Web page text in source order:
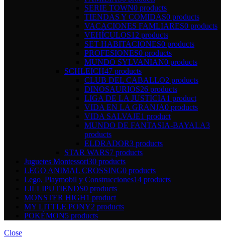
SERIE TOWN0 products
TIENDAS Y COMIDAS0 products
VACACIONES FAMLIARES0 products
VEHÍCULOS12 products
SET HABITACIONES0 products
PROFESIONES0 products
MUNDO SYLVANIAN0 products
SCHLEICH47 products
CLUB DEL CABALLO2 products
DINOSAURIOS26 products
LIGA DE LA JUSTICIA1 product
VIDA EN LA GRANJA0 products
VIDA SALVAJE1 product
MUNDO DE FANTASIA-BAYALA3
products
ELDRADOR3 products
STAR WARS7 products
Juguetes Montessori30 products
LEGO ANIMAL CROSSING0 products
Lego, Playmobil y Construcciones14 products
LILLIPUTIENDS0 products
MONSTER HIGH1 product
MY LITTLE PONY2 products
POKÉMON5 products
Close